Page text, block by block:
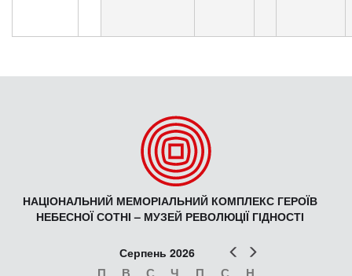
НАЦІОНАЛЬНИЙ МЕМОРІАЛЬНИЙ КОМПЛЕКС ГЕРОЇВ
НЕБЕСНОЇ СОТНІ – МУЗЕЙ РЕВОЛЮЦІЇ ГІДНОСТІ
Попер
Серпень 2026